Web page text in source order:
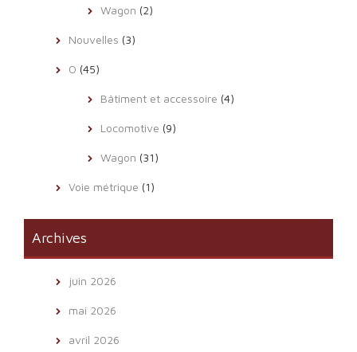
Wagon (2)
Nouvelles (3)
O (45)
Bâtiment et accessoire (4)
Locomotive (9)
Wagon (31)
Voie métrique (1)
Archives
juin 2026
mai 2026
avril 2026